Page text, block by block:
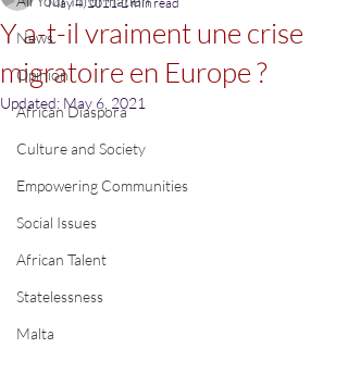
News
Opinion
African Diaspora
Culture and Society
Empowering Communities
Social Issues
African Talent
Statelessness
Malta
Y a-t-il vraiment une crise
migratoire en Europe ?
Updated: May 6, 2021